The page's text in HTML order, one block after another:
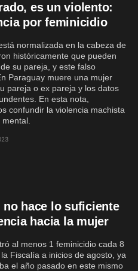
es un violento:
por feminicidio
normalizada en la cabeza de
históricamente que pueden
su pareja, y este falso
Paraguay muere una mujer
pareja o ex pareja y los datos
En esta nota,
confundir la violencia machista
hace lo suficiente
hacia la mujer
al menos 1 feminicidio cada 8
Fiscalía a inicios de agosto, ya
el año pasado en este mismo